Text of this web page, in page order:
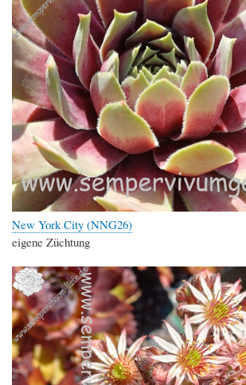
New York City (NNG26)
eigene Züchtung